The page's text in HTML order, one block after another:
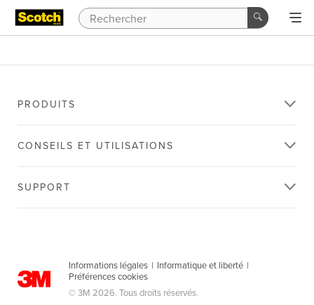
PRODUITS
CONSEILS ET UTILISATIONS
SUPPORT
Informations légales | Informatique et liberté |
Préférences cookies
© 3M 2026. Tous droits réservés.